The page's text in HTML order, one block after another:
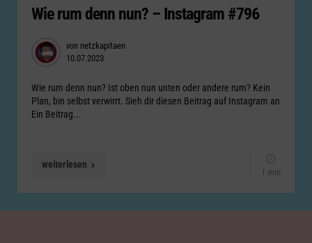
Wie rum denn nun? – Instagram #796
Posted
by
von netzkapitaen
10.07.2023
Wie rum denn nun? Ist oben nun unten oder andere rum? Kein
Plan, bin selbst verwirrt. Sieh dir diesen Beitrag auf Instagram an
Ein Beitrag...
weiterlesen
1 min